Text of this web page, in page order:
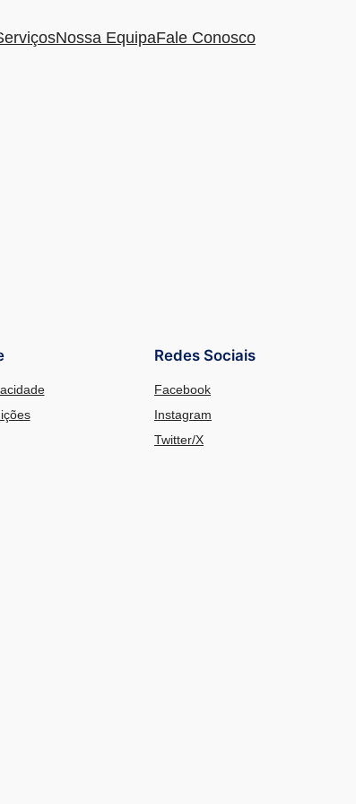
Nossa EquipaFale Conosco
Redes Sociais
Facebook
Instagram
Twitter/X